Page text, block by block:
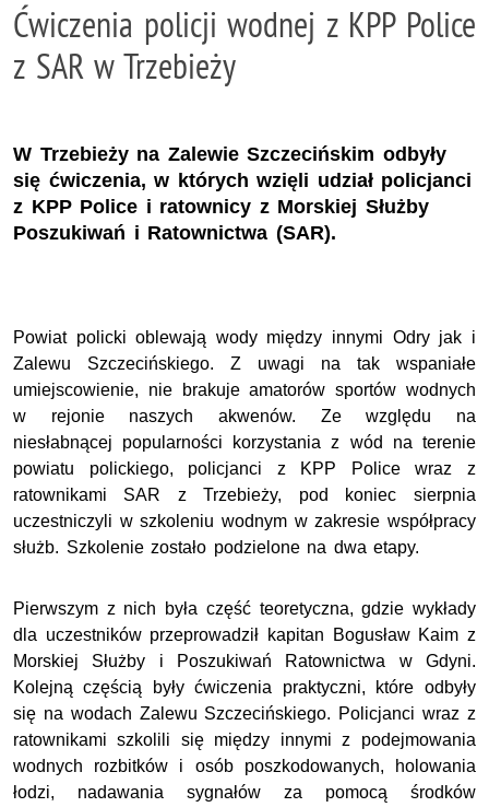
Ćwiczenia policji wodnej z KPP Police
z SAR w Trzebieży
W Trzebieży na Zalewie Szczecińskim odbyły
się ćwiczenia, w których wzięli udział policjanci
z KPP Police i ratownicy z Morskiej Służby
Poszukiwań i Ratownictwa (SAR).
Powiat policki oblewają wody między innymi Odry jak i
Zalewu Szczecińskiego. Z uwagi na tak wspaniałe
umiejscowienie, nie brakuje amatorów sportów wodnych
w rejonie naszych akwenów. Ze względu na
niesłabnącej popularności korzystania z wód na terenie
powiatu polickiego, policjanci z KPP Police wraz z
ratownikami SAR z Trzebieży, pod koniec sierpnia
uczestniczyli w szkoleniu wodnym w zakresie współpracy
służb. Szkolenie zostało podzielone na dwa etapy.
Pierwszym z nich była część teoretyczna, gdzie wykłady
dla uczestników przeprowadził kapitan Bogusław Kaim z
Morskiej Służby i Poszukiwań Ratownictwa w Gdyni.
Kolejną częścią były ćwiczenia praktyczni, które odbyły
się na wodach Zalewu Szczecińskiego. Policjanci wraz z
ratownikami szkolili się między innymi z podejmowania
wodnych rozbitków i osób poszkodowanych, holowania
łodzi, nadawania sygnałów za pomocą środków